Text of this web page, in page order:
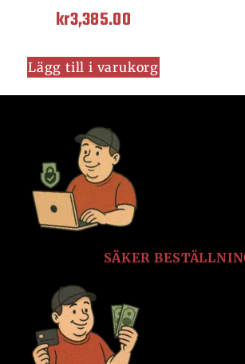
kr3,385.00
Lägg till i varukorg
SÄKER